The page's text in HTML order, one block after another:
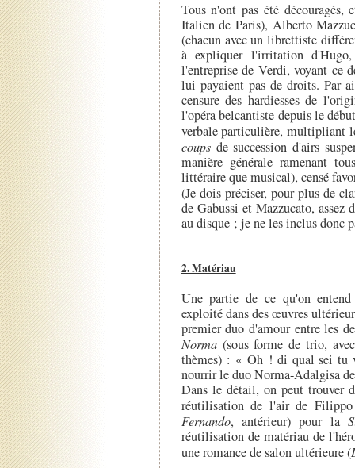
Tous n'ont pas été
Italien de Paris), Alberto
(chacun avec un librettiste
à expliquer l'irritation d'Hugo,
l'entreprise de Verdi, voyant ce
lui payaient pas de droits. Par
censure des hardiesses de
l'opéra belcantiste depuis le
verbale particulière, multipliant
coupsde succession d'airs
manière générale ramenant
littéraire que musical), censé
(Je dois préciser, pour plus de
de Gabussi et Mazzucato,
au disque ; je ne les inclus donc
2. Matériau
Une partie de ce qu'on entend
exploité dans des œuvres
premier duo d'amour entre les
Norma(sous forme de trio,
thèmes) : « Oh ! di qual sei tu
nourrir le duo Norma-Adalgisa
Dans le détail, on peut trouver
réutilisation de l'air de
Fernando, antérieur) pour la
réutilisation de matériau de
une romance de salon ultérieure (